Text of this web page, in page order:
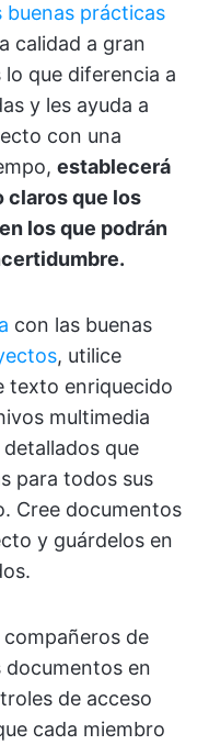
buenas prácticas
calidad a gran
lo que diferencia a
y les ayuda a
con una
establecerá
claros que los
los que podrán
con las buenas
, utilice
texto enriquecido
multimedia
que
para todos sus
Cree documentos
y guárdelos en
de
en
de acceso
cada miembro